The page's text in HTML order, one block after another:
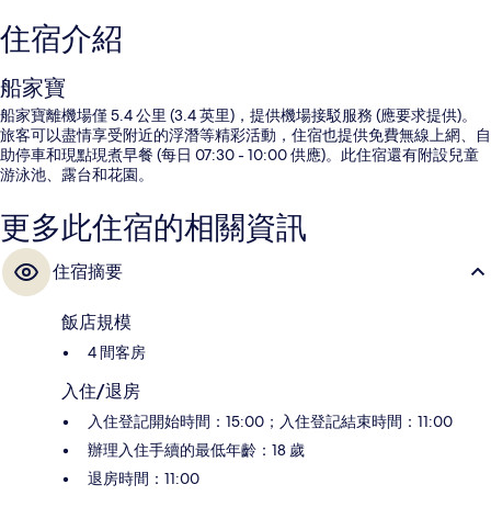
住宿介紹
船家寶
船家寶離機場僅 5.4 公里 (3.4 英里)，提供機場接駁服務 (應要求提供)。
旅客可以盡情享受附近的浮潛等精彩活動，住宿也提供免費無線上網、自
助停車和現點現煮早餐 (每日 07:30 - 10:00 供應)。此住宿還有附設兒童
游泳池、露台和花園。
更多此住宿的相關資訊
住宿摘要
飯店規模
4 間客房
入住/退房
入住登記開始時間：15:00；入住登記結束時間：11:00
辦理入住手續的最低年齡：18 歲
退房時間：11:00